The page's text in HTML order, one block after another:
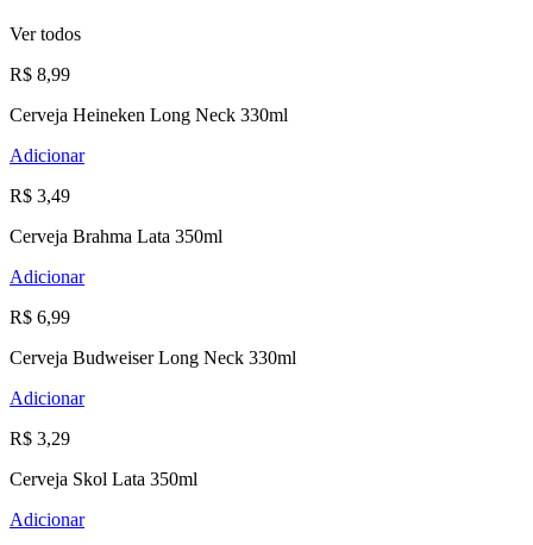
Ver todos
R$ 8,99
Cerveja Heineken Long Neck 330ml
Adicionar
R$ 3,49
Cerveja Brahma Lata 350ml
Adicionar
R$ 6,99
Cerveja Budweiser Long Neck 330ml
Adicionar
R$ 3,29
Cerveja Skol Lata 350ml
Adicionar